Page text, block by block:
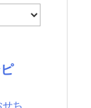
せち